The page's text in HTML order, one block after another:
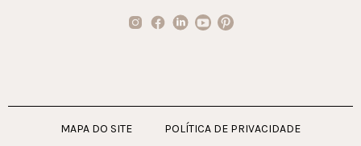
MAPA DO SITE POLÍTICA DE PRIVACIDADE